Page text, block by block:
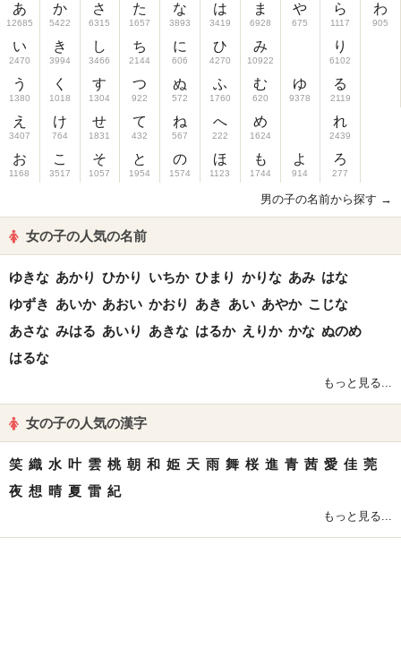
あ
12685
い
2470
う
1380
え
3407
お
1168
か
5422
き
3994
く
1018
け
764
こ
3517
さ
6315
し
3466
す
1304
せ
1831
そ
1057
た
1657
ち
2144
つ
922
て
432
と
1954
な
3893
に
606
ぬ
572
ね
567
の
1574
は
3419
ひ
4270
ふ
1760
へ
222
ほ
1123
ま
6928
み
10922
む
620
め
1624
も
1744
や
675
ゆ
9378
よ
914
ら
1117
り
6102
る
2119
れ
2439
ろ
277
わ
905
男の子の名前から探す →
女の子の人気の名前
ゆきな あかり ひかり いちか ひまり かりな あみ はな
ゆずき あいか あおい かおり あき あい あやか こじな
あさな みはる あいり あきな はるか えりか かな ぬのめ
はるな
もっと見る...
女の子の人気の漢字
笑 織 水 叶 雲 桃 朝 和 姫 天 雨 舞 桜 進 青 茜 愛 佳 莞
夜 想 晴 夏 雷 紀
もっと見る...